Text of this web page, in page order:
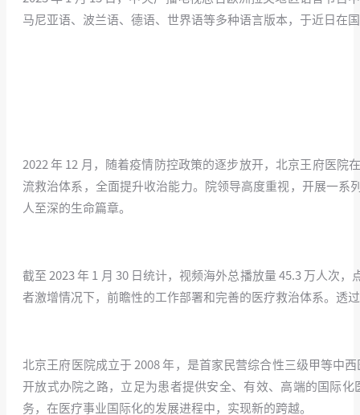
马尼亚语、波兰语、德语、世界语等多种语言版本，于近日在
2022 年 12 月，随着疫情防控政策的逐步放开，北京王府医
流救治体系，全面提升收治能力。院领导高度重视，开展一
人至深的生命篇章。
截至 2023 年 1 月 30 日统计，视频海外总播放量 45.3 万人次，
者激增情况下，前瞻性的工作部署和完善的医疗救治体系。透
北京王府医院成立于 2008 年，是首家民营综合性三级甲等中
开放式办院之路，立足为患者提供安全、有效、高端的国际
务，在医疗事业国际化的发展进程中，实现新的跨越。